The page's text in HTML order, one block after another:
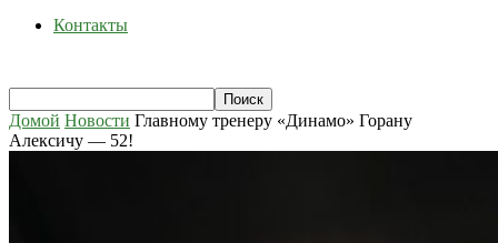
Контакты
Домой Новости Главному тренеру «Динамо» Горану
Алексичу — 52!